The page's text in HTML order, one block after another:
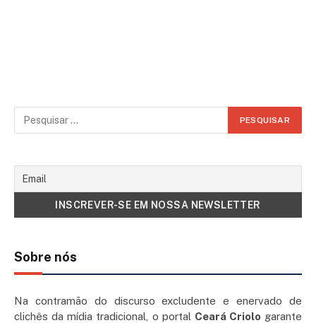
Sobre nós
Na contramão do discurso excludente e enervado de
clichês da mídia tradicional, o portal Ceará Criolo garante